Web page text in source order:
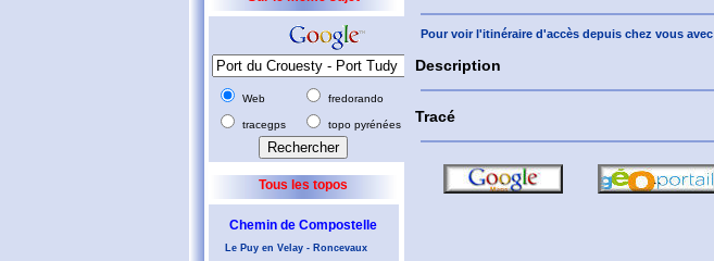
Web fredorando
tracegps topo pyrénées
Tous les topos
Chemin de Compostelle
Le Puy en Velay - Roncevaux
Pour voir l'itinéraire d'accès depuis chez vous avec
Description
Tracé